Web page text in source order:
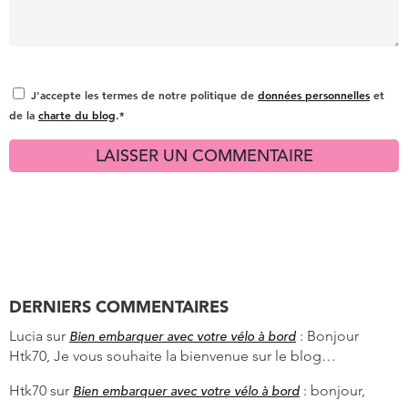
J'accepte les termes de notre politique de données personnelles et
de la charte du blog.*
DERNIERS COMMENTAIRES
Lucia sur Bien embarquer avec votre vélo à bord : Bonjour
Htk70, Je vous souhaite la bienvenue sur le blog…
Htk70 sur Bien embarquer avec votre vélo à bord : bonjour,